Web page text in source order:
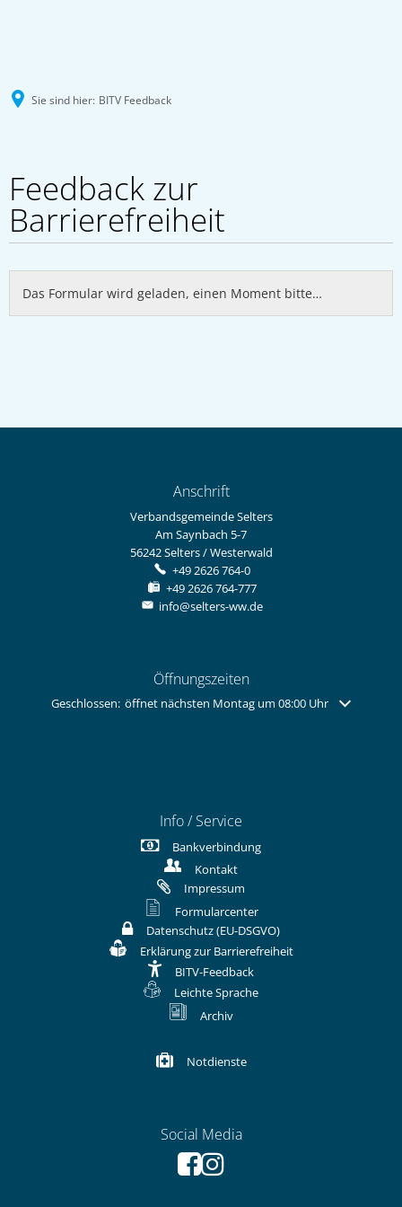
Sie sind hier: BITV Feedback
Feedback
Feedback zur
Barrierefreiheit
Das Formular wird geladen, einen Moment bitte…
Anschrift
Verbandsgemeinde Selters
Am Saynbach 5-7
56242Selters / Westerwald
+49 2626 764-0
+49 2626 764-777
info@selters-ww.de
Öffnungszeiten
Klicken, um weitere Öffnungs- oder Schließzeiten auszublenden
Geschlossen: öffnet nächsten Montag um 08:00 Uhr
Info / Service
Bankverbindung
Kontakt
Impressum
Formularcenter
Datenschutz (EU-DSGVO)
Erklärung zur Barrierefreiheit
BITV-Feedback
Leichte Sprache
Archiv
Notdienste
Social Media